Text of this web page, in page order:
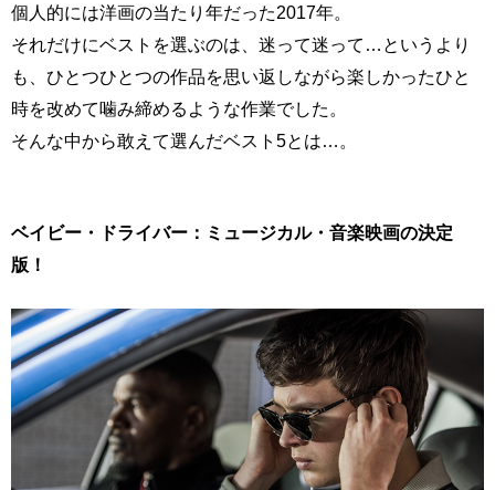
個人的には洋画の当たり年だった2017年。
それだけにベストを選ぶのは、迷って迷って…というより
も、ひとつひとつの作品を思い返しながら楽しかったひと
時を改めて噛み締めるような作業でした。
そんな中から敢えて選んだベスト5とは…。
ベイビー・ドライバー：ミュージカル・音楽映画の決定
版！